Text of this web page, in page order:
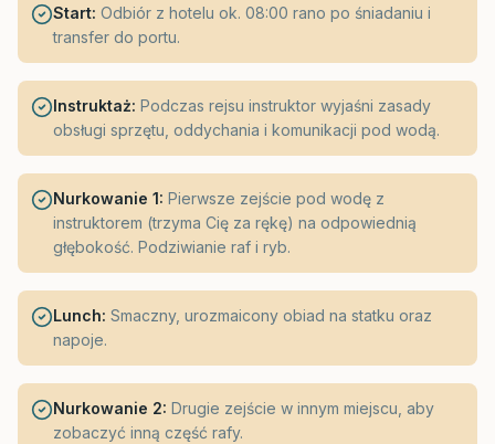
Start: Odbiór z hotelu ok. 08:00 rano po śniadaniu i
transfer do portu.
Instruktaż: Podczas rejsu instruktor wyjaśni zasady
obsługi sprzętu, oddychania i komunikacji pod wodą.
Nurkowanie 1: Pierwsze zejście pod wodę z
instruktorem (trzyma Cię za rękę) na odpowiednią
głębokość. Podziwianie raf i ryb.
Lunch: Smaczny, urozmaicony obiad na statku oraz
napoje.
Nurkowanie 2: Drugie zejście w innym miejscu, aby
zobaczyć inną część rafy.